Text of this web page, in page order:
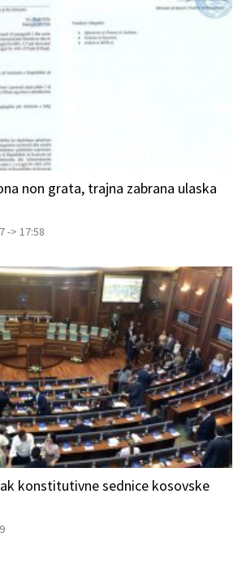
non grata, trajna zabrana ulaska
-> 17:58
konstitutivne sednice kosovske